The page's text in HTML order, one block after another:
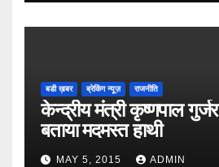
बडी ख़बर ब्रेकिंग न्यूज़ राजनीति
केन्द्रीय मंत्री कृष्णपाल
बताया मदमस्त हाथी
MAY 5, 2015 ADMIN